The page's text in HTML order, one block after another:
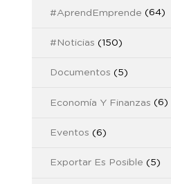
#AprendEmprende (64)
#Noticias (150)
Documentos (5)
Economía Y Finanzas (6)
Eventos (6)
Exportar Es Posible (5)